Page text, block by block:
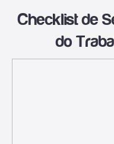
Checklist de
do